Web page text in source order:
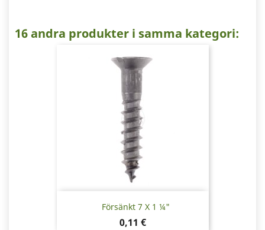
16 andra produkter i samma kategori:
Försänkt 7 X 1 ¼"
Pris
0,11 €